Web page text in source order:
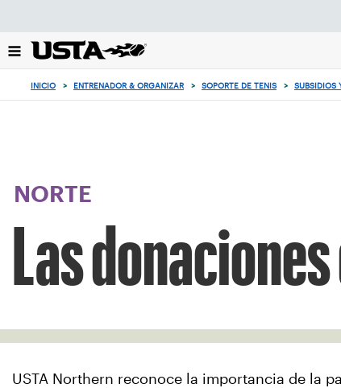
el
botón
INICIO > ENTRENADOR & ORGANIZAR > SOPORTE DE TENIS > SUBSIDIOS
NORTE
Las
USTA Northern reconoce la importancia de la